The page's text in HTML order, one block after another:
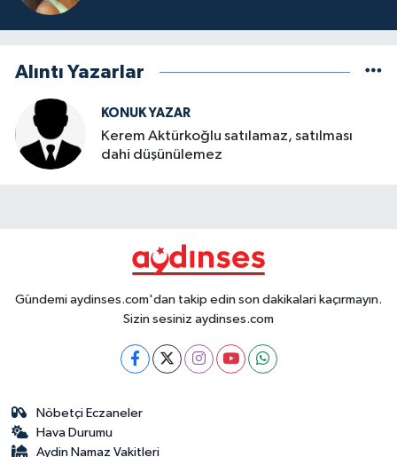
Alıntı Yazarlar
KONUK YAZAR
Kerem Aktürkoğlu satılamaz, satılması
dahi düşünülemez
Gündemi aydinses.com'dan takip edin son dakikalari kaçırmayın.
Sizin sesiniz aydinses.com
Nöbetçi Eczaneler
Hava Durumu
Aydin Namaz Vakitleri